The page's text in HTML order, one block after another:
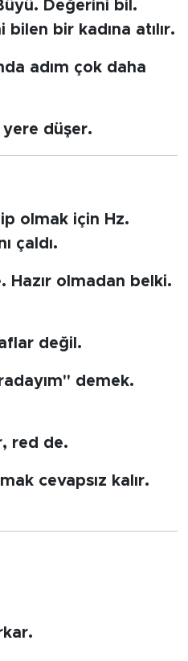
Değerini bil.
bir kadına atılır.
adım çok daha
düşer.
olmak için Hz.
çaldı.
Hazır olmadan belki.
değil.
demek.
red de.
cevapsız kalır.